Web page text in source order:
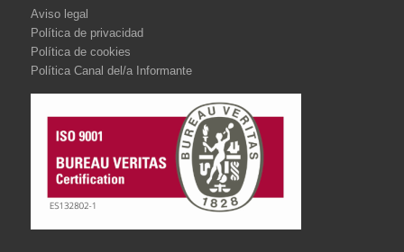
Aviso legal
Política de privacidad
Política de cookies
Política Canal del/a Informante